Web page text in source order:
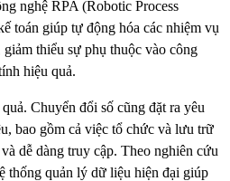
nghệ RPA (Robotic Process
toán giúp tự động hóa các nhiệm vụ
thiểu sự phụ thuộc vào công
hiệu quả.
Chuyển đổi số cũng đặt ra yêu
bao gồm cả việc tổ chức và lưu trữ
dễ dàng truy cập. Theo nghiên cứu
thống quản lý dữ liệu hiện đại giúp